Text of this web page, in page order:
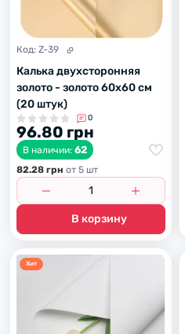
Код: Z-39
Калька двухсторонняя
золото - золото 60х60 см
(20 штук)
0
96.80 грн
В наличии: 62
82.28 грн от 5 шт
В корзину
Хит